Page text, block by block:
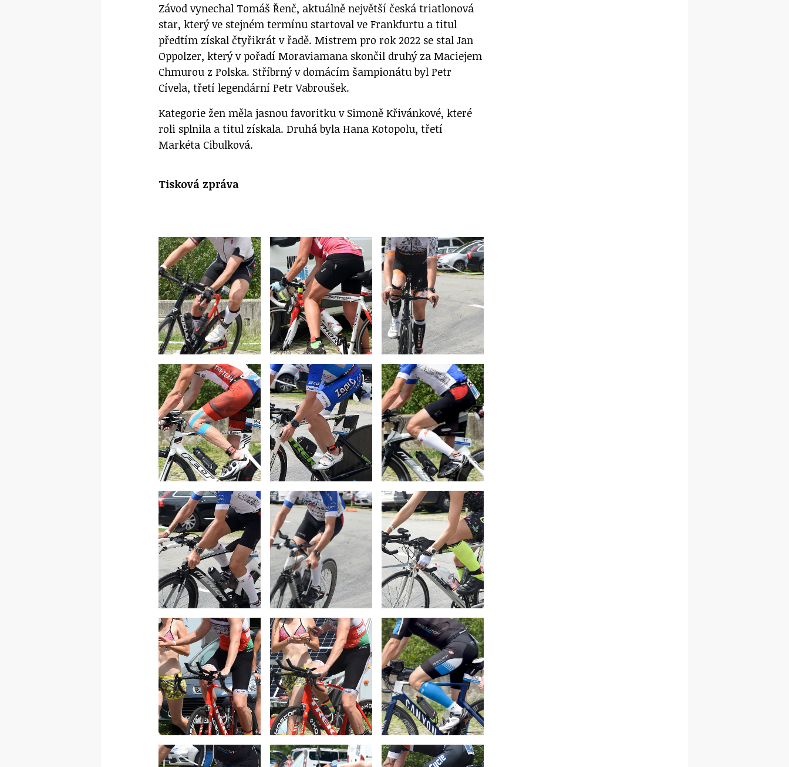
Závod vynechal Tomáš Řenč, aktuálně největší česká triatlonová
star, který ve stejném termínu startoval ve Frankfurtu a titul
předtím získal čtyřikrát v řadě. Mistrem pro rok 2022 se stal Jan
Oppolzer, který v pořadí Moraviamana skončil druhý za Maciejem
Chmurou z Polska. Stříbrný v domácím šampionátu byl Petr
Cívela, třetí legendární Petr Vabroušek.
Kategorie žen měla jasnou favoritku v Simoně Křivánkové, které
roli splnila a titul získala. Druhá byla Hana Kotopolu, třetí
Markéta Cibulková.
Tisková zpráva